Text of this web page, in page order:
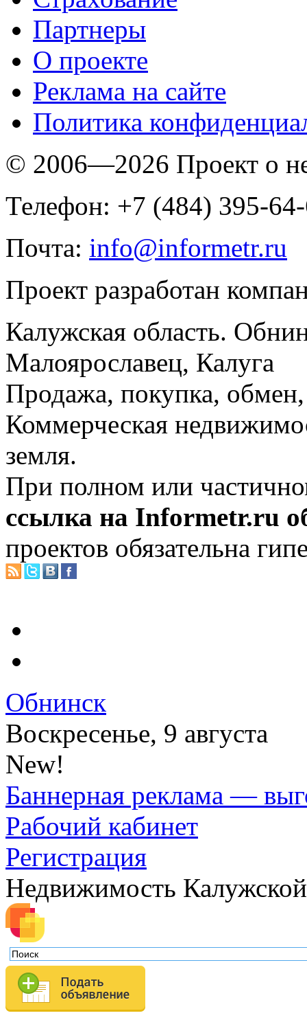
Партнеры
O проекте
Реклама на сайте
Политика
© 2006—2026 Проект о
Телефон: +7 (484) 395-
Почта: info@informetr.ru
Проект разработан
Калужская область.
Малоярославец, Калуга
Продажа, покупка, обмен,
Коммерческая
земля.
При полном или
ссылка на Informetr.ru
проектов обязательна
Обнинск
Воскресенье, 9 августа
New!
Баннерная реклама —
Рабочий кабинет
Регистрация
Недвижимость